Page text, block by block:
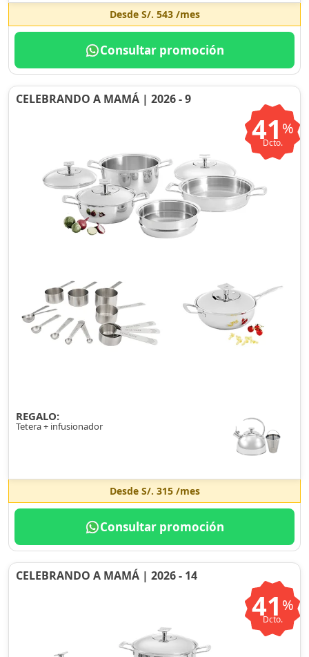
Desde S/. 543/mes
Consultar promoción
CELEBRANDO A MAMÁ | 2026 - 9
41 %
Dcto.
REGALO:
Tetera + infusionador
Desde S/. 315/mes
Consultar promoción
CELEBRANDO A MAMÁ | 2026 - 14
41 %
Dcto.